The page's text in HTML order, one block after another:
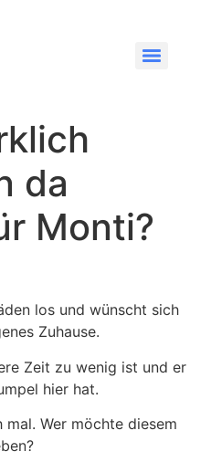
da
Monti?
los und wünscht sich
Zuhause.
Zeit zu wenig ist und er
hier hat.
Wer möchte diesem